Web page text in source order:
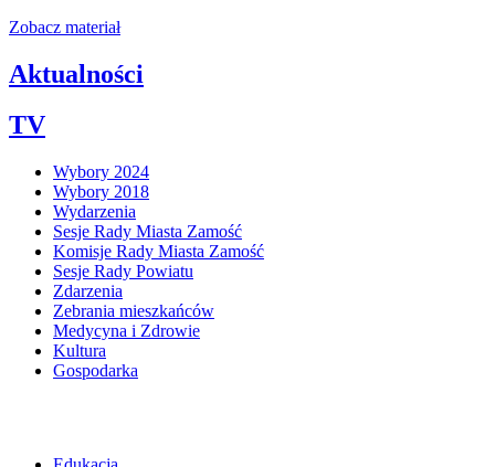
Zobacz materiał
Aktualności
TV
Wybory 2024
Wybory 2018
Wydarzenia
Sesje Rady Miasta Zamość
Komisje Rady Miasta Zamość
Sesje Rady Powiatu
Zdarzenia
Zebrania mieszkańców
Medycyna i Zdrowie
Kultura
Gospodarka